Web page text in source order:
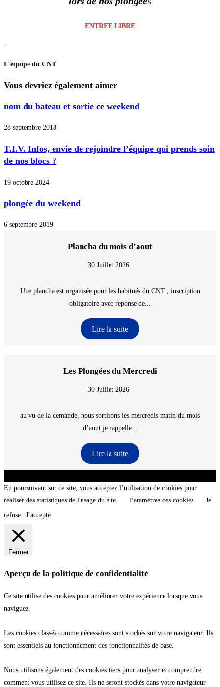
ENTREE LIBRE
.
L’équipe du CNT
Vous devriez également aimer
nom du bateau et sortie ce weekend
28 septembre 2018
T.I.V. Infos, envie de rejoindre l’équipe qui prends soin
de nos blocs ?
19 octobre 2024
plongée du weekend
6 septembre 2019
Plancha du mois d’aout
30 Juillet 2026
Une plancha est organisée pour les habitués du CNT , inscription
obligatoire avec reponse de...
Lire la suite
Les Plongées du Mercredi
30 Juillet 2026
au vu de la demande, nous sortirons les mercredis matin du mois
d’aout je rappelle...
Lire la suite
En poursuivant sur ce site, vous acceptez l’utilisation de cookies pour
réaliser des statistiques de l'usage du site.
Paramètres des cookies
Je
refuse
J’accepte
Fermer
Aperçu de la politique de confidentialité
Ce site utilise des cookies pour améliorer votre expérience lorsque vous
naviguez.
Les cookies classés comme nécessaires sont stockés sur votre navigateur. Ils
sont essentiels au fonctionnement des fonctionnalités de base.
Nous utilisons également des cookies tiers pour analyser et comprendre
comment vous utilisez ce site. Ils ne seront stockés dans votre navigateur